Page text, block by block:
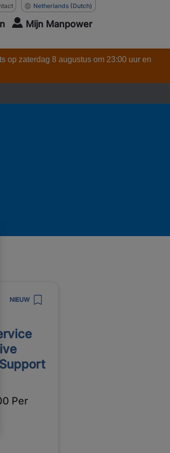
Netherlands (Dutch)
Mijn Manpower
op zaterdag 8 augustus om 23:00 uur en
NIEUW
Per